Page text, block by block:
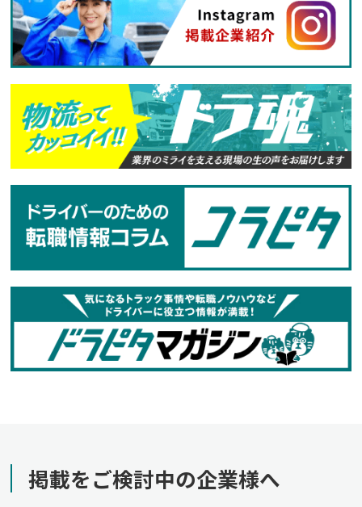
掲載をご検討中の企業様へ